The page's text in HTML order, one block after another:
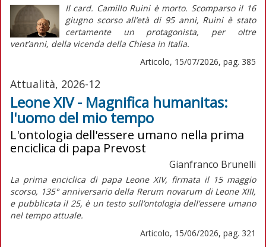
Il card. Camillo Ruini è morto. Scomparso il 16
giugno scorso all’età di 95 anni, Ruini è stato
certamente un protagonista, per oltre
vent’anni, della vicenda della Chiesa in Italia.
Articolo, 15/07/2026, pag. 385
Attualità, 2026-12
Leone XIV - Magnifica humanitas:
l'uomo del mio tempo
L'ontologia dell'essere umano nella prima
enciclica di papa Prevost
Gianfranco Brunelli
La prima enciclica di papa Leone XIV, firmata il 15 maggio
scorso, 135° anniversario della Rerum novarumdi Leone XIII,
e pubblicata il 25, è un testo sull’ontologia dell’essere umano
nel tempo attuale.
Articolo, 15/06/2026, pag. 321